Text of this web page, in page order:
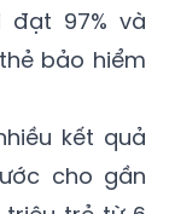
đạt 97% và
bảo hiểm
kết quả
cho gần